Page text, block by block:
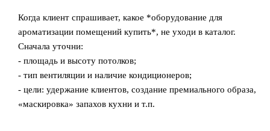
Когда клиент спрашивает, какое *оборудование для
ароматизации помещений купить*, не уходи в каталог.
Сначала уточни:
- площадь и высоту потолков;
- тип вентиляции и наличие кондиционеров;
- цели: удержание клиентов, создание премиального образа,
«маскировка» запахов кухни и т.п.